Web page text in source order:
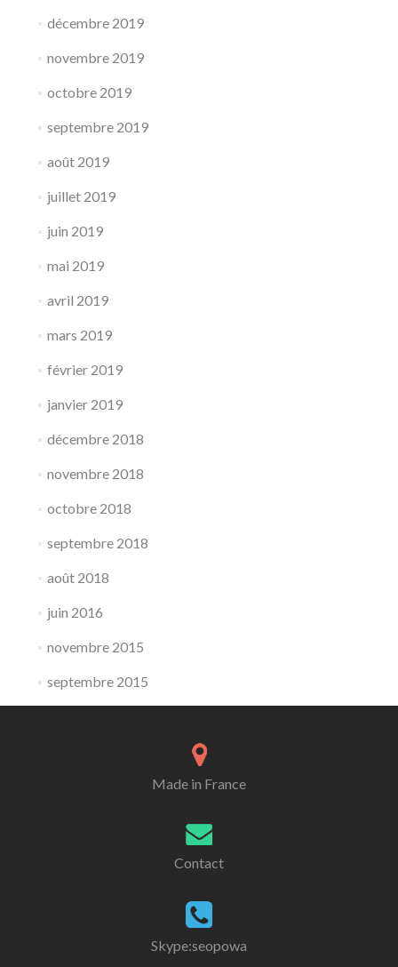
décembre 2019
novembre 2019
octobre 2019
septembre 2019
août 2019
juillet 2019
juin 2019
mai 2019
avril 2019
mars 2019
février 2019
janvier 2019
décembre 2018
novembre 2018
octobre 2018
septembre 2018
août 2018
juin 2016
novembre 2015
septembre 2015
Made in France
Contact
Skype:seopowa